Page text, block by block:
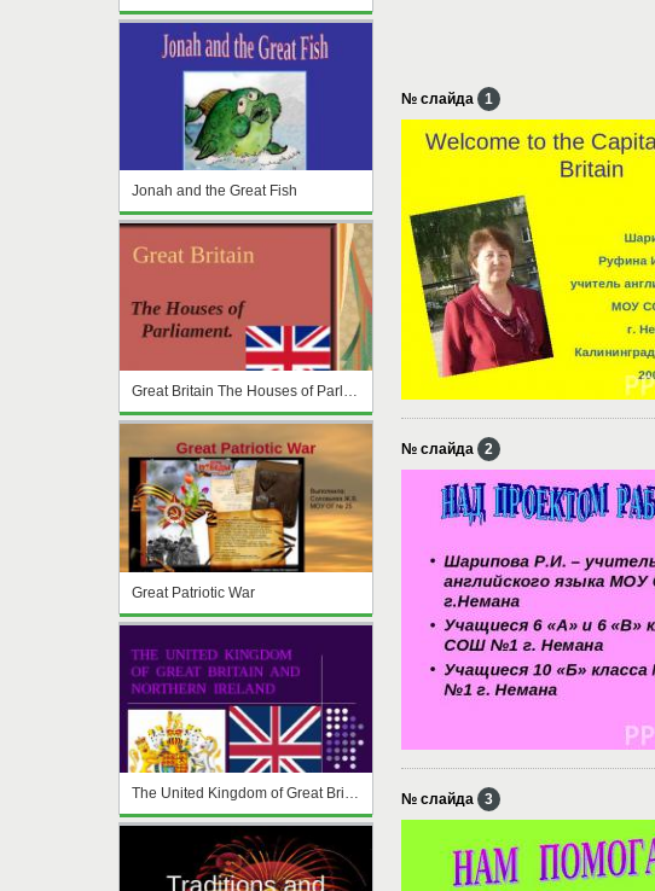
Jonah and the Great Fish
Great Britain The Houses of Parliament
Great Patriotic War
The United Kingdom of Great Britain and Nothern Ireland
№ слайда 1
№ слайда 2
№ слайда 3